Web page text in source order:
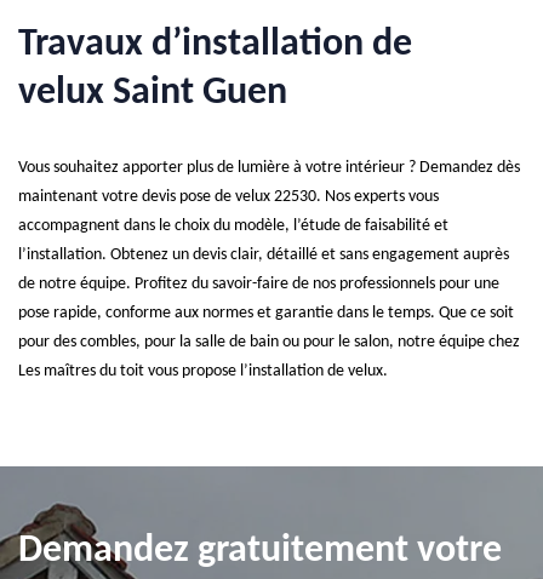
Travaux d’installation de
velux Saint Guen
Vous souhaitez apporter plus de lumière à votre intérieur ? Demandez dès
maintenant votre devis pose de velux 22530. Nos experts vous
accompagnent dans le choix du modèle, l’étude de faisabilité et
l’installation. Obtenez un devis clair, détaillé et sans engagement auprès
de notre équipe. Profitez du savoir-faire de nos professionnels pour une
pose rapide, conforme aux normes et garantie dans le temps. Que ce soit
pour des combles, pour la salle de bain ou pour le salon, notre équipe chez
Les maîtres du toit vous propose l’installation de velux.
Demandez gratuitement votre